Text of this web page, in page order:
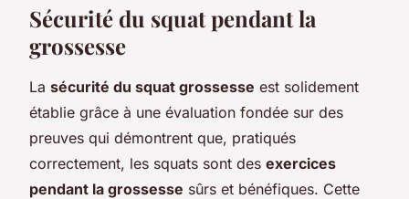
Sécurité du squat pendant la
grossesse
La sécurité du squat grossesse est solidement
établie grâce à une évaluation fondée sur des
preuves qui démontrent que, pratiqués
correctement, les squats sont des exercices
pendant la grossesse sûrs et bénéfiques. Cette